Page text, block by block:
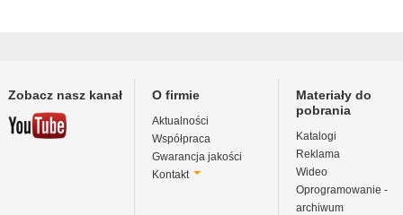
Zobacz nasz kanał O firmie
Aktualności
Współpraca
Gwarancja jakości
Kontakt
Materiały do
pobrania
Katalogi
Reklama
Wideo
Oprogramowanie -
archiwum